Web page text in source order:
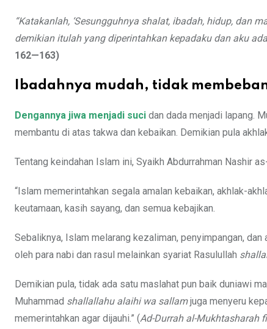
“Katakanlah, ‘Sesungguhnya shalat, ibadah, hidup, dan
demikian itulah yang diperintahkan kepadaku dan aku
162—163)
Ibadahnya mudah, tidak
Dengannya jiwa menjadi suci dan dada menjadi lapang.
membantu di atas takwa dan kebaikan. Demikian pula
Tentang keindahan Islam ini, Syaikh Abdurrahman Nashir
“Islam memerintahkan segala amalan kebaikan, akhlak-
keutamaan, kasih sayang, dan semua kebajikan.
Sebaliknya, Islam melarang kezaliman, penyimpangan, dan
oleh para nabi dan rasul melainkan syariat Rasulullah
Demikian pula, tidak ada satu maslahat pun baik duniawi
Muhammad shallallahu alaihi wa sallamjuga menyeru
memerintahkan agar dijauhi.” (Ad-Durrah al-Mukhtasharah